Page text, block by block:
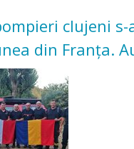
clujeni
din Franța.
de vegetație și